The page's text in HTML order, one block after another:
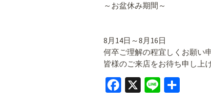
～お盆休み期間～
8月14日～8月16日
何卒ご理解の程宜しくお願い
皆様のご来店をお待ち申し上
Fa X
Li